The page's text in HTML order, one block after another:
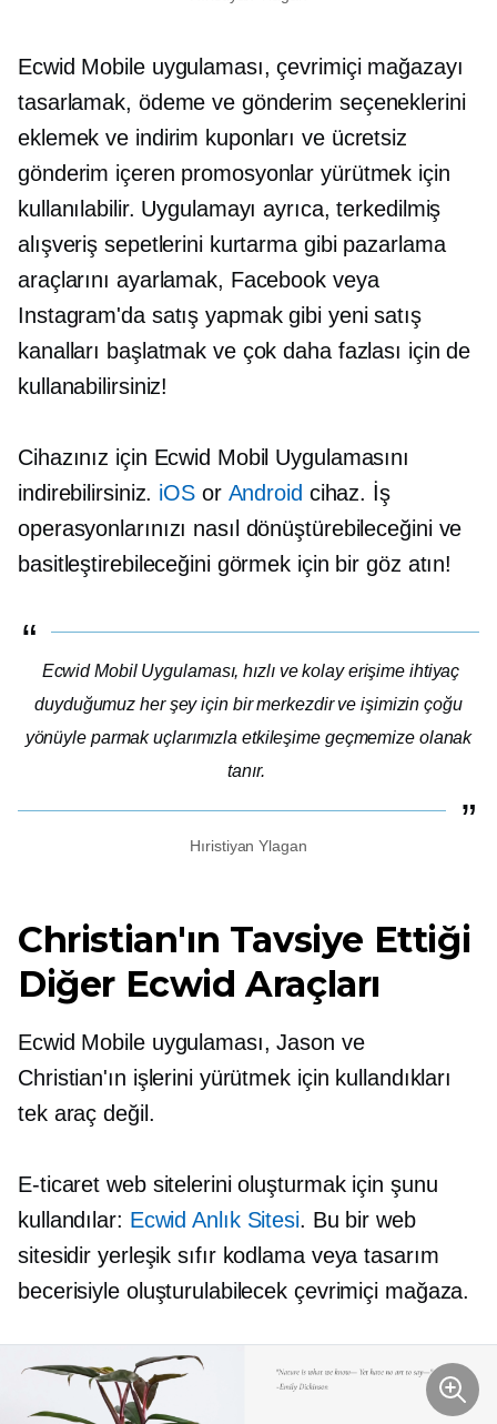
Ecwid Mobile uygulaması, çevrimiçi mağazayı
tasarlamak, ödeme ve gönderim seçeneklerini
eklemek ve indirim kuponları ve ücretsiz
gönderim içeren promosyonlar yürütmek için
kullanılabilir. Uygulamayı ayrıca, terkedilmiş
alışveriş sepetlerini kurtarma gibi pazarlama
araçlarını ayarlamak, Facebook veya
Instagram'da satış yapmak gibi yeni satış
kanalları başlatmak ve çok daha fazlası için de
kullanabilirsiniz!
Cihazınız için Ecwid Mobil Uygulamasını
indirebilirsiniz. iOSor Android cihaz. İş
operasyonlarınızı nasıl dönüştürebileceğini ve
basitleştirebileceğini görmek için bir göz atın!
Ecwid Mobil Uygulaması, hızlı ve kolay erişime ihtiyaç
duyduğumuz her şey için bir merkezdir ve işimizin çoğu
yönüyle parmak uçlarımızla etkileşime geçmemize olanak
tanır.
Hıristiyan Ylagan
Christian'ın Tavsiye Ettiği
Diğer Ecwid Araçları
Ecwid Mobile uygulaması, Jason ve
Christian'ın işlerini yürütmek için kullandıkları
tek araç değil.
E-ticaret web sitelerini oluşturmak için şunu
kullandılar: Ecwid Anlık Sitesi. Bu bir web
sitesidiryerleşik sıfır kodlama veya tasarım
becerisiyle oluşturulabilecek çevrimiçi mağaza.